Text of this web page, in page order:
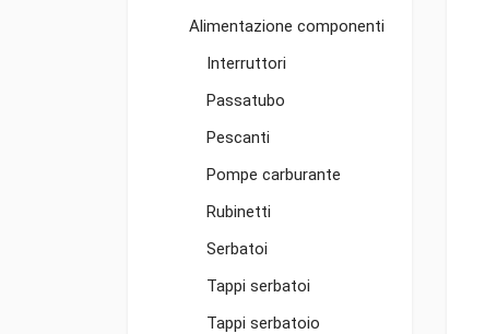
Alimentazione componenti
Interruttori
Passatubo
Pescanti
Pompe carburante
Rubinetti
Serbatoi
Tappi serbatoi
Tappi serbatoio